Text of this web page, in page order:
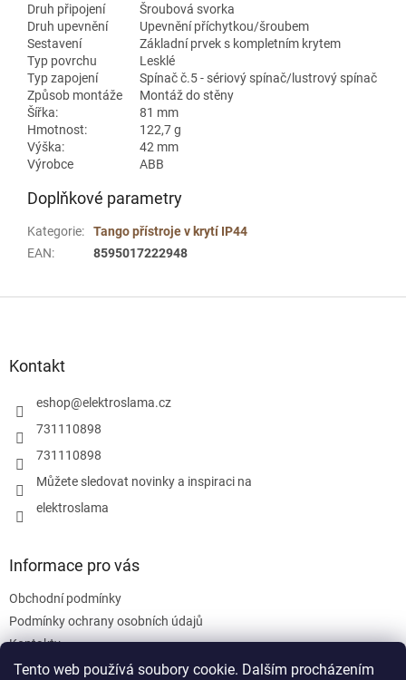
Tento web používá soubory cookie. Dalším procházením
Druh připojení
Šroubová svorka
Druh upevnění
Upevnění příchytkou/šroubem
Sestavení
Základní prvek s kompletním krytem
Typ povrchu
Lesklé
Typ zapojení
Spínač č.5 - sériový spínač/lustrový spínač
Způsob montáže
Montáž do stěny
Šířka:
81 mm
Hmotnost:
122,7 g
Výška:
42 mm
Výrobce
ABB
Doplňkové parametry
Kategorie:
Tango přístroje v krytí IP44
EAN: 8595017222948
Kontakt
eshop@elektroslama.cz
731110898
731110898
Můžete sledovat novinky a inspiraci na
elektroslama
Informace pro vás
Obchodní podmínky
Podmínky ochrany osobních údajů
Kontakty